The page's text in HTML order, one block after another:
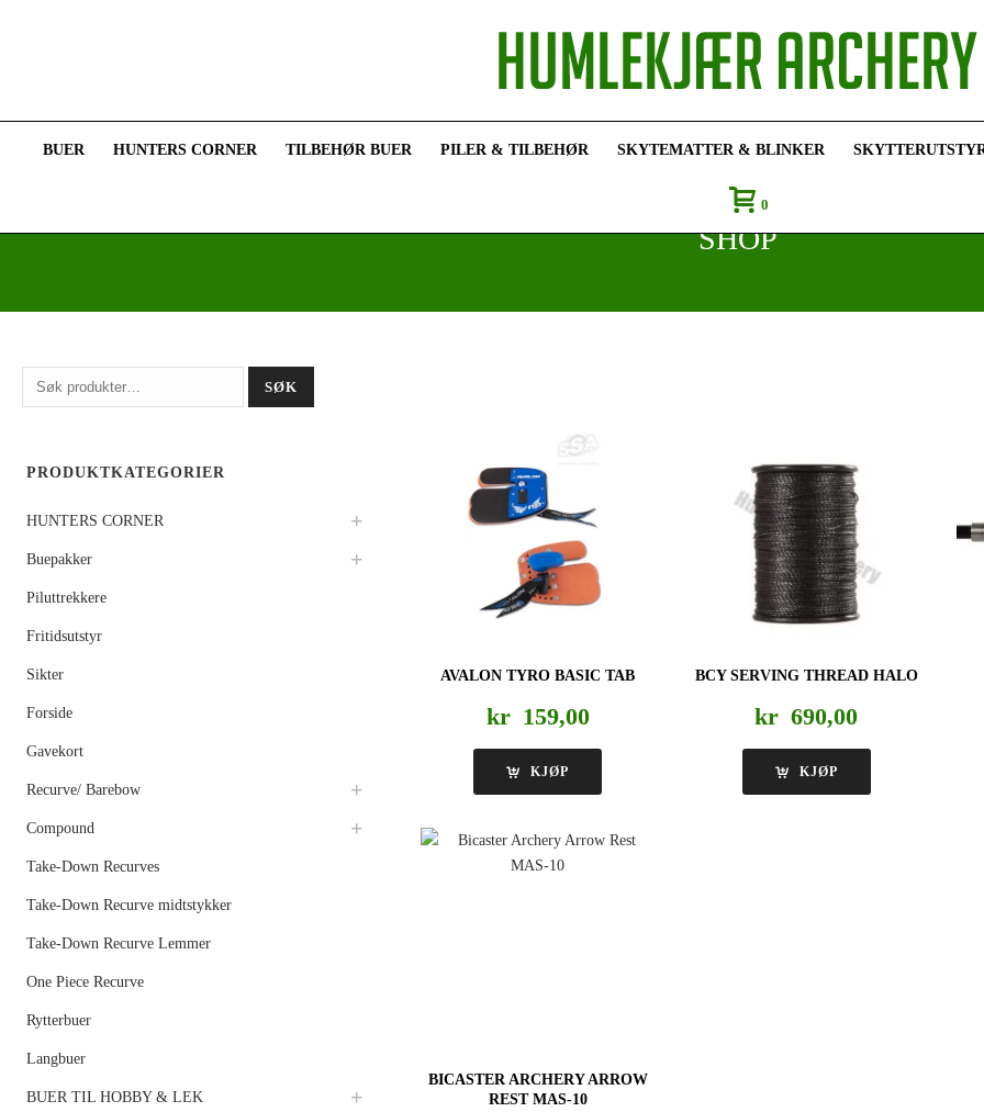
BUER HUNTERS CORNER TILBEHØR BUER PILER & TILBEHØR SKYTEMATTER & BLINKER
0
SHOP
AVALON TYRO BASIC TAB
kr 159,00
KJØP
BCY SERVING THREAD HALO
kr 690,00
KJØP
BICASTER ARCHERY ARROW
REST MAS-10
Søk
etter:
SØK
PRODUKTKATEGORIER
HUNTERS CORNER
Buepakker
Piluttrekkere
Fritidsutstyr
Sikter
Forside
Gavekort
Recurve/ Barebow
Compound
Take-Down Recurves
Take-Down Recurve midtstykker
Take-Down Recurve Lemmer
One Piece Recurve
Rytterbuer
Langbuer
BUER TIL HOBBY & LEK